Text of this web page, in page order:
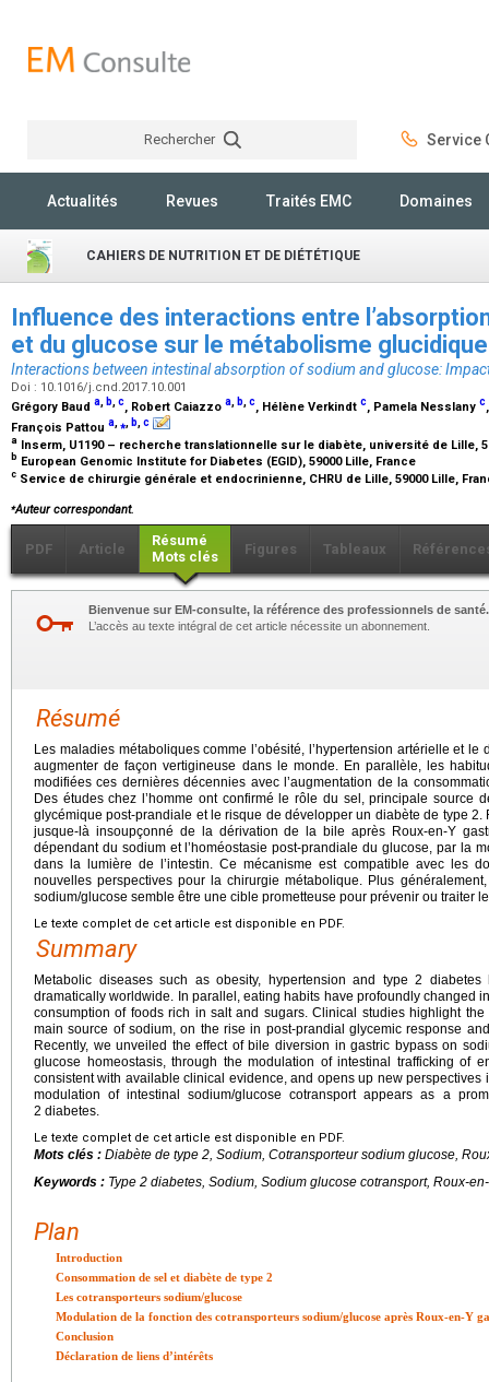
Rechercher Service
Actualités Revues Traités EMC Domaines
CAHIERS DE NUTRITION ET DE DIÉTÉTIQUE
Influence des interactions entre
et du glucose sur le métabolisme
Interactions between intestinal absorption of sodium and glucose:
Doi : 10.1016/j.cnd.2017.10.001
Grégory Baud a b c, Robert Caiazzo a b c, Hélène Verkindt c, Pamela Nesslany c
François Pattou a ⁎ b c
a Inserm, U1190 – recherche translationnelle sur le diabète, université de Lille,
b European Genomic Institute for Diabetes (EGID), 59000 Lille, France
c Service de chirurgie générale et endocrinienne, CHRU de Lille, 59000 Lille,
⁎Auteur correspondant.
PDF Article
Résumé
Mots clés
Figures Tableaux
Bienvenue sur EM-consulte, la référence des professionnels de santé.
L’accès au texte intégral de cet article nécessite un abonnement.
Résumé
Les maladies métaboliques comme l’obésité, l’hypertension artérielle et
augmenter de façon vertigineuse dans le monde. En parallèle, les
modifiées ces dernières décennies avec l’augmentation de la
Des études chez l’homme ont confirmé le rôle du sel, principale source
glycémique post-prandiale et le risque de développer un diabète de type 2.
jusque-là insoupçonné de la dérivation de la bile après Roux-en-Y
dépendant du sodium et l’homéostasie post-prandiale du glucose, par la
dans la lumière de l’intestin. Ce mécanisme est compatible avec les
nouvelles perspectives pour la chirurgie métabolique. Plus
sodium/glucose semble être une cible prometteuse pour prévenir ou traiter
Le texte complet de cet article est disponible en PDF.
Summary
Metabolic diseases such as obesity, hypertension and type 2
dramatically worldwide. In parallel, eating habits have profoundly changed
consumption of foods rich in salt and sugars. Clinical studies highlight
main source of sodium, on the rise in post-prandial glycemic response
Recently, we unveiled the effect of bile diversion in gastric bypass on
glucose homeostasis, through the modulation of intestinal trafficking of
consistent with available clinical evidence, and opens up new perspectives
modulation of intestinal sodium/glucose cotransport appears as a
2 diabetes.
Le texte complet de cet article est disponible en PDF.
Mots clés : Diabète de type 2, Sodium, Cotransporteur sodium glucose,
Keywords : Type 2 diabetes, Sodium, Sodium glucose cotransport, Roux-
Plan
Introduction
Consommation de sel et diabète de type 2
Les cotransporteurs sodium/glucose
Modulation de la fonction des cotransporteurs sodium/glucose après Roux-en-Y
Conclusion
Déclaration de liens d’intérêts